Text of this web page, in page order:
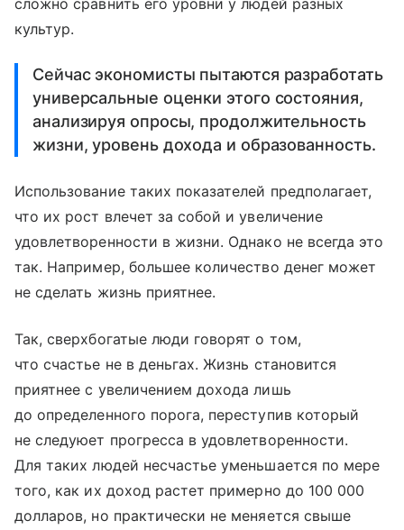
культур.
Сейчас экономисты пытаются разработать
универсальные оценки этого состояния,
анализируя опросы, продолжительность
жизни, уровень дохода и образованность.
Использование таких показателей предполагает,
что их рост влечет за собой и увеличение
удовлетворенности в жизни. Однако не всегда это
так. Например, большее количество денег может
не сделать жизнь приятнее.
Так, сверхбогатые люди говорят о том,
что счастье не в деньгах. Жизнь становится
приятнее с увеличением дохода лишь
до определенного порога, переступив который
не следуюет прогресса в удовлетворенности.
Для таких людей несчастье уменьшается по мере
того, как их доход растет примерно до 100 000
долларов, но практически не меняется свыше